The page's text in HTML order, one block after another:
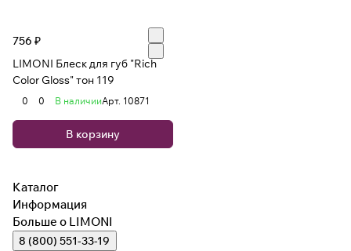
756 ₽
LIMONI Блеск для губ "Rich
Color Gloss" тон 119
0 0 В наличииАрт. 10871
В корзину
Каталог
Информация
Больше о LIMONI
8 (800) 551-33-19